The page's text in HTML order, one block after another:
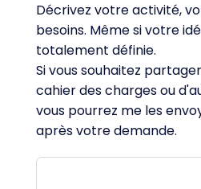
Décrivez votre activité,
besoins. Même si votre
totalement définie.
Si vous souhaitez
cahier des charges ou
vous pourrez me les
après votre demande.